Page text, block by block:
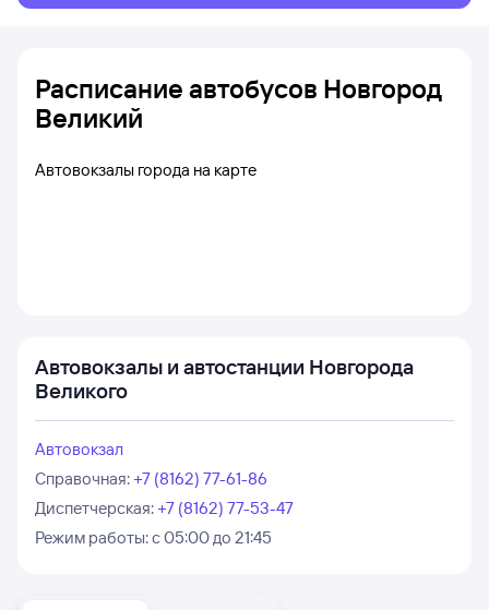
Расписание автобусов Новгород
Великий
Автовокзалы города на карте
Автовокзалы и автостанции Новгорода
Великого
Автовокзал
Справочная: +7 (8162) 77-61-86
Диспетчерская: +7 (8162) 77-53-47
Режим работы:с 05:00 до 21:45